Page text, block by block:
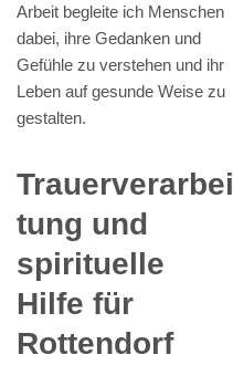
Arbeit begleite ich Menschen
dabei, ihre Gedanken und
Gefühle zu verstehen und ihr
Leben auf gesunde Weise zu
gestalten.
Trauerverarbei
tung und
spirituelle
Hilfe für
Rottendorf